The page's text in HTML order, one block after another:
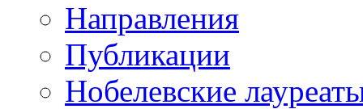
Направления
Публикации
Нобелевские